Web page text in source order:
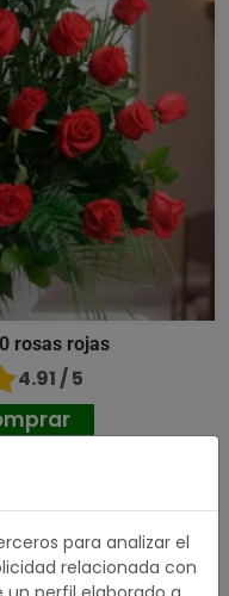
rosas rojas
4.91 / 5
para analizar el
relacionada con